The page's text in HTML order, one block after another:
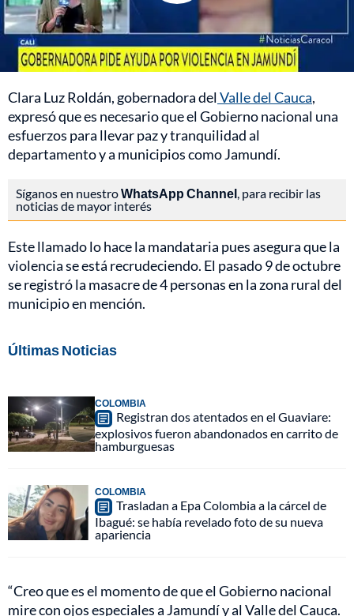
Clara Luz Roldán, gobernadora delValle del Cauca,
expresó que es necesario que el Gobierno nacional una
esfuerzos para llevar paz y tranquilidad al
departamento y a municipios como Jamundí.
Síganos en nuestroWhatsApp Channel , para recibir las
noticias de mayor interés
Este llamado lo hace la mandataria pues asegura que la
violencia se está recrudeciendo. El pasado 9 de octubre
se registró la masacre de 4 personas en la zona rural del
municipio en mención.
Últimas Noticias
COLOMBIA
Registran dos atentados en el Guaviare:
explosivos fueron abandonados en carrito de
hamburguesas
COLOMBIA
Trasladan a Epa Colombia a la cárcel de
Ibagué: se había revelado foto de su nueva
apariencia
“Creo que es el momento de que el Gobierno nacional
mire con ojos especiales a Jamundí y al Valle del Cauca.